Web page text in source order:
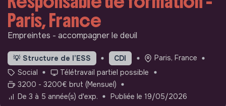
Paris, France
Empreintes - accompagner le deuil
💡 Structure de l’ESS CDI
Paris, France
Social
Télétravail partiel possible
3200 - 3200€ brut (Mensuel)
De 3 à 5 année(s) d'exp.
Publiée le 19/05/2026